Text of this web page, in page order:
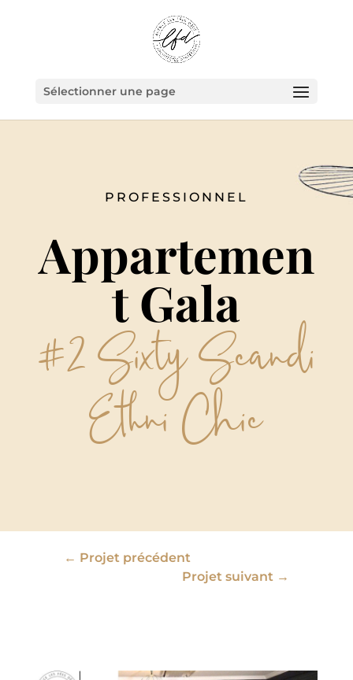
Sélectionner une page
PROFESSIONNEL
Appartemen
t Gala
#2 Sixty Scandi
Ethni Chic
← Projet précédent
Projet suivant →